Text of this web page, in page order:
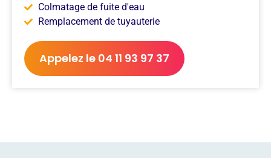
Colmatage de fuite d'eau
Remplacement de tuyauterie
Appelez le 04 11 93 97 37